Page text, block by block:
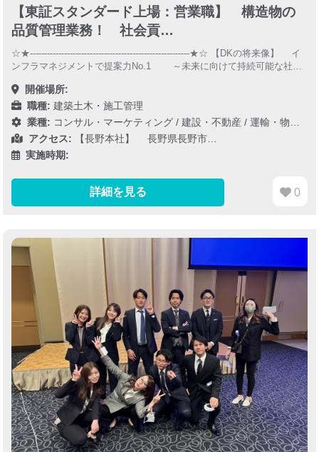
【東証スタンダード上場：営業職】 構造物の
品質管理業務！ 社会貢…
☆★--------------------------------------------------------★☆ 【DKの将来像】 イ
ンフラマネジメントで提案力No.1 ～未来に向けて持続可能な社…
開催場所:
職種: 建築土木・施工管理
業種: コンサル・マーケティング /建設・不動産 /運輸・物流・インフラ
アクセス:
【長野本社】 長野県長野市…
実施時期:
詳細を見る 0